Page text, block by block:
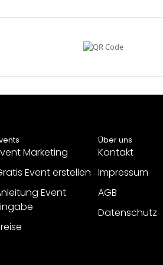
Marketing
Event erstellen
Event
Über uns
Kontakt
Impressum
AGB
Datenschutz